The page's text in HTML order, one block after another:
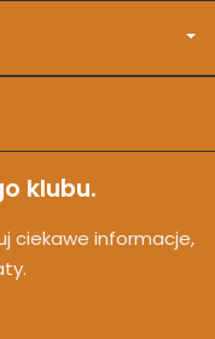
klubu.
ciekawe informacje,